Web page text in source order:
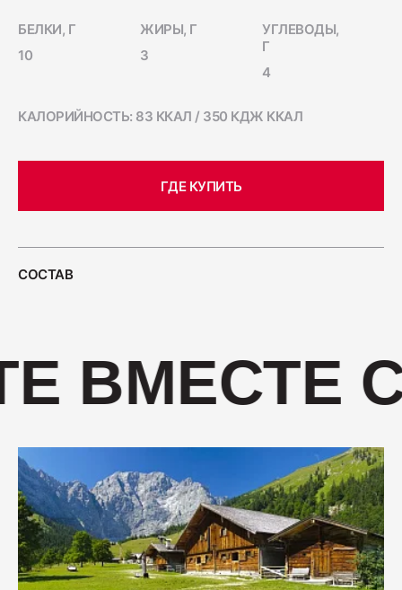
Колбаса сырокопчёная "Зернистая"
ГОСТ
Бекон "Дабл Смок"
Салями "Венская"
БЕЛКИ, Г
10
ЖИРЫ, Г
3
УГЛЕВОДЫ,
Г
4
КАЛОРИЙНОСТЬ: 83 ККАЛ / 350 КДЖ ККАЛ
ГДЕ КУПИТЬ
СОСТАВ
ВМЕСТЕ